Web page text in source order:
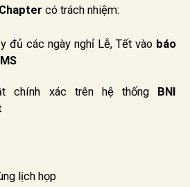
có trách nhiệm:
đủ các ngày nghỉ Lễ, Tết vào báo
chính xác trên hệ thống
BNI
lịch họp